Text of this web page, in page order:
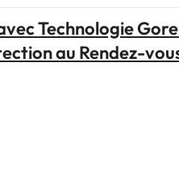
homme
:
Technologie
au Rendez-